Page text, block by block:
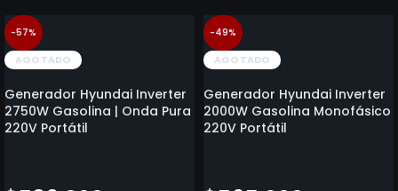
-57%
AGOTADO
Generador Hyundai Inverter
2750W Gasolina | Onda Pura
220V Portátil
-49%
AGOTADO
Generador Hyundai Inverter
2000W Gasolina Monofásico
220V Portátil